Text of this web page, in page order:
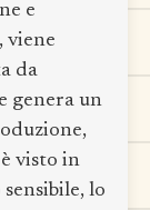
e
viene
da
genera un
visto in
lo